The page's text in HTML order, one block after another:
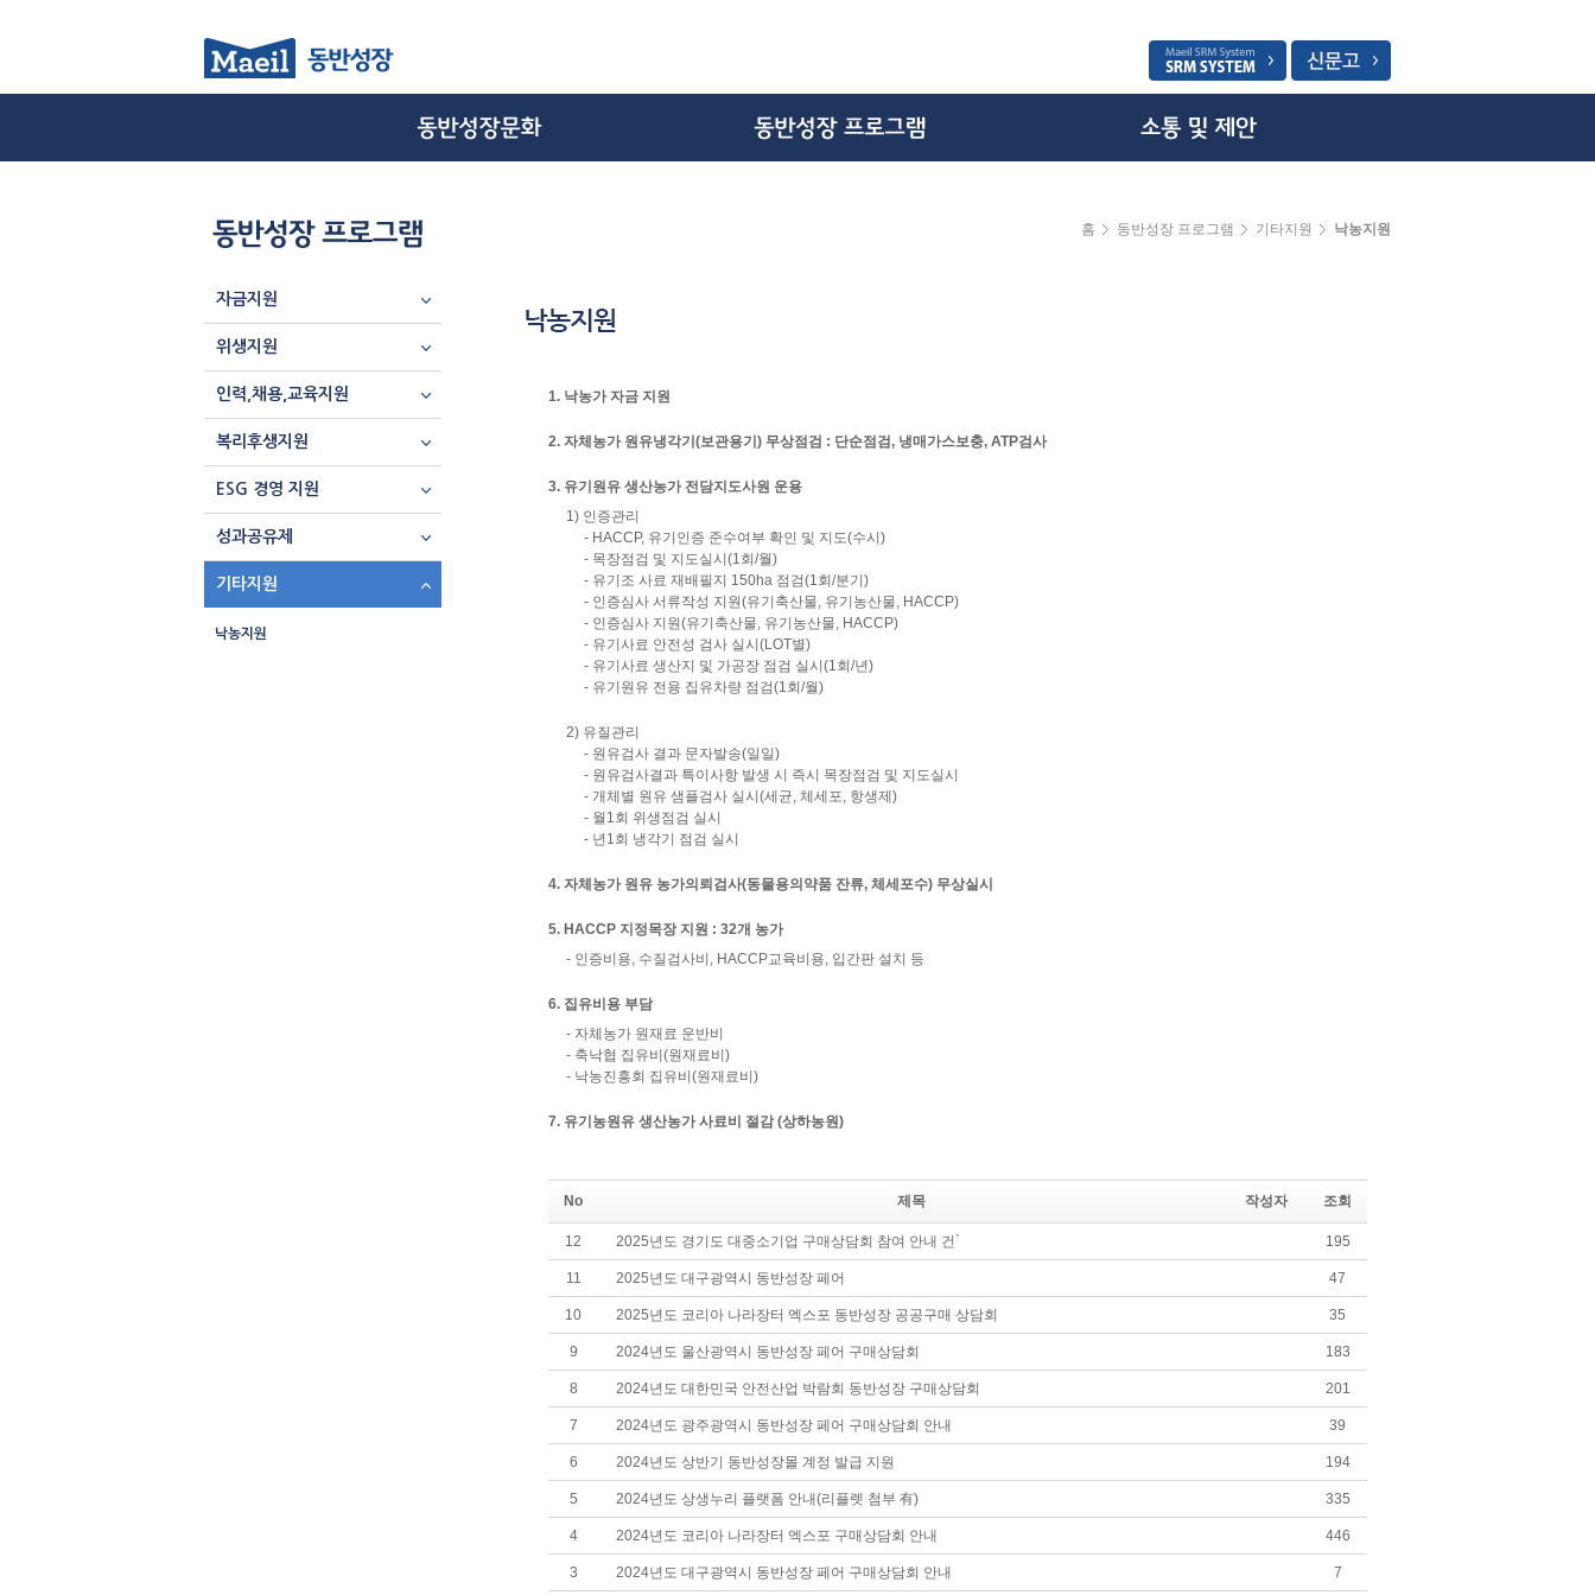
자금지원
위생지원
인력,채용,교육지원
복리후생지원
ESG 경영 지원
성과공유제
기타지원
낙농지원
홈 동반성장 프로그램 기타지원 낙농지원
1. 낙농가 자금 지원
2. 자체농가 원유냉각기(보관용기) 무상점검 : 단순점검, 냉매가스보충, ATP검사
3. 유기원유 생산농가 전담지도사원 운용
1) 인증관리
- HACCP, 유기인증 준수여부 확인 및 지도(수시)
- 목장점검 및 지도실시(1회/월)
- 유기조 사료 재배필지 150ha 점검(1회/분기)
- 인증심사 서류작성 지원(유기축산물, 유기농산물, HACCP)
- 인증심사 지원(유기축산물, 유기농산물, HACCP)
- 유기사료 안전성 검사 실시(LOT별)
- 유기사료 생산지 및 가공장 점검 실시(1회/년)
- 유기원유 전용 집유차량 점검(1회/월)
2) 유질관리
- 원유검사 결과 문자발송(일일)
- 원유검사결과 특이사항 발생 시 즉시 목장점검 및 지도실시
- 개체별 원유 샘플검사 실시(세균, 체세포, 항생제)
- 월1회 위생점검 실시
- 년1회 냉각기 점검 실시
4. 자체농가 원유 농가의뢰검사(동물용의약품 잔류, 체세포수) 무상실시
5. HACCP 지정목장 지원 : 32개 농가
- 인증비용, 수질검사비, HACCP교육비용, 입간판 설치 등
6. 집유비용 부담
- 자체농가 원재료 운반비
- 축낙협 집유비(원재료비)
- 낙농진흥회 집유비(원재료비)
7. 유기농원유 생산농가 사료비 절감 (상하농원)
No 제목 작성자 조회
12 2025년도 경기도 대중소기업 구매상담회 참여 안내 건` 195
11 2025년도 대구광역시 동반성장 페어 47
10 2025년도 코리아 나라장터 엑스포 동반성장 공공구매 상담회 35
9 2024년도 울산광역시 동반성장 페어 구매상담회 183
8 2024년도 대한민국 안전산업 박람회 동반성장 구매상담회 201
7 2024년도 광주광역시 동반성장 페어 구매상담회 안내 39
6 2024년도 상반기 동반성장몰 계정 발급 지원 194
5 2024년도 상생누리 플랫폼 안내(리플렛 첨부 有) 335
4 2024년도 코리아 나라장터 엑스포 구매상담회 안내 446
3 2024년도 대구광역시 동반성장 페어 구매상담회 안내 7